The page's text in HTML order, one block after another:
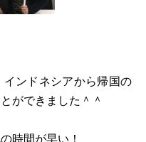
ンドネシアから帰国の
ができました＾＾
時間が早い！